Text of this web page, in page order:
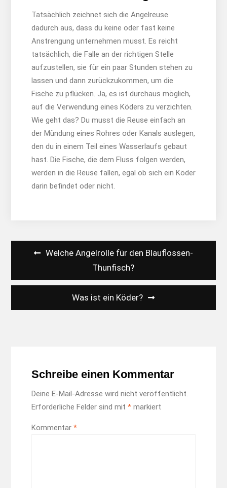
Tatsächlich zeichnet sich die Angelreuse
dadurch aus, dass du keine oder fast keine
Anstrengung unternehmen musst. Es reicht
tatsächlich, die Falle an der richtigen Stelle
aufzustellen, sie für ein paar Stunden stehen zu
lassen und dann zurückzukommen, um die
Fische zu pflücken. Ja, es ist durchaus möglich,
auf die Verwendung eines Köders zu verzichten.
Wie geht das? Du musst die Reuse einfach an
der Mündung eines Rohres oder Kanals auslegen,
den du in einem Teil eines Wasserlaufs gebaut
hast. Die Fische, die dem Fluss folgen werden,
werden in die Reuse fallen, egal ob sich ein Köder
darin befindet oder nicht.
Beitragsnavigation
Welche Angelrolle für den Blauflossen-
Thunfisch?
Was ist ein Köder?
Schreibe einen Kommentar
Deine E-Mail-Adresse wird nicht veröffentlicht.
Erforderliche Felder sind mit *markiert
Kommentar *